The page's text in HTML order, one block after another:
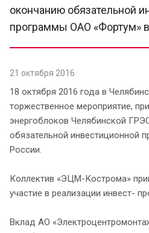
окончанию обязательной
программы ОАО «Фортум»
21 октября 2016
18 октября 2016 года в
торжественное мероприятие,
энергоблоков Челябинской
обязательной инвестиционной
России.
Коллектив «ЭЦМ-Кострома»
участие в реализации инвест-
Вклад АО